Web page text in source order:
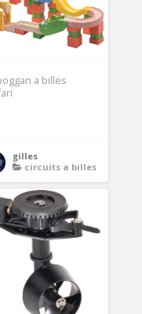
a billes
gilles
circuits a billes